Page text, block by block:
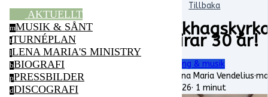
AKTUELLT
mMUSIK & SÅNT
tTURNÉPLAN
lLENA MARIA'S MINISTRY
bBIOGRAFI
pPRESSBILDER
dDISCOGRAFI
Tillbaka
firar 30 år!
Sång & musik
Lena Maria Vendelius·
2026· 1 minut